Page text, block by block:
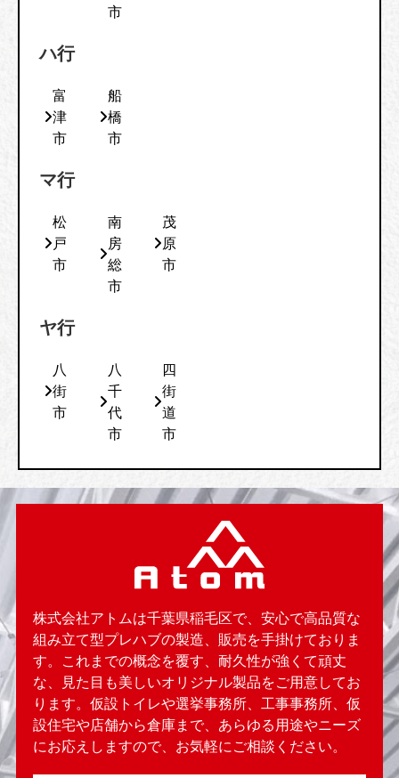
市
ハ行
富
津
市
船
橋
市
マ行
松
戸
市
南
房
総
市
茂
原
市
ヤ行
八
街
市
八
千
代
市
四
街
道
市
株式会社アトムは千葉県稲毛区で、安心で高品質な
組み立て型プレハブの製造、販売を手掛けておりま
す。これまでの概念を覆す、耐久性が強くて頑丈
な、見た目も美しいオリジナル製品をご用意してお
ります。仮設トイレや選挙事務所、工事事務所、仮
設住宅や店舗から倉庫まで、あらゆる用途やニーズ
にお応えしますので、お気軽にご相談ください。